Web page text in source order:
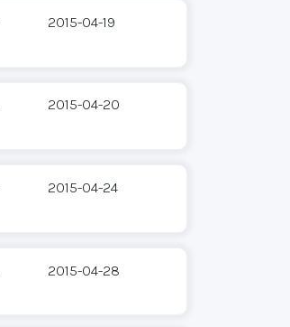
2015-04-19
2015-04-20
2015-04-24
2015-04-28